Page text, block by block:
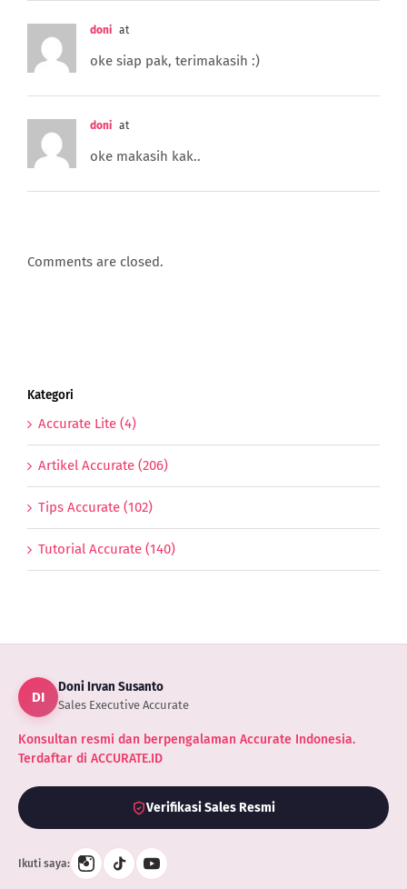
doni at
oke siap pak, terimakasih :)
doni at
oke makasih kak..
Comments are closed.
Kategori
Accurate Lite (4)
Artikel Accurate (206)
Tips Accurate (102)
Tutorial Accurate (140)
DI
Doni Irvan Susanto
Sales Executive Accurate
Konsultan resmi dan berpengalaman Accurate Indonesia.
Terdaftar di ACCURATE.ID
Verifikasi Sales Resmi
Ikuti saya: